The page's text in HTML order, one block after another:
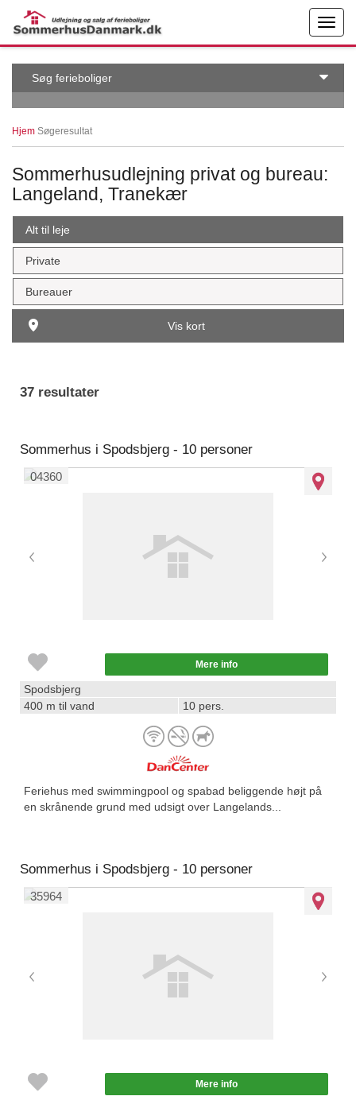
← More examples
Søg ferieboliger
Hjem Søgeresultat
Sommerhusudlejning privat og bureau:
Langeland, Tranekær
Alt til leje
Private
Bureauer
Vis kort
37 resultater
Sommerhus i Spodsbjerg - 10 personer
04360
Mere info
Spodsbjerg
400 m til vand
10 pers.
Feriehus med swimmingpool og spabad beliggende højt på
en skrånende grund med udsigt over Langelands...
Sommerhus i Spodsbjerg - 10 personer
35964
Mere info